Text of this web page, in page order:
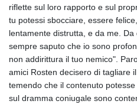
riflette sul loro rapporto e sul
tu potessi sbocciare, essere
lentamente distrutta, e da me.
sempre saputo che io sono
non addirittura il tuo nemico".
amici Rosten decisero di tagliare
temendo che il contenuto
sul dramma coniugale sono